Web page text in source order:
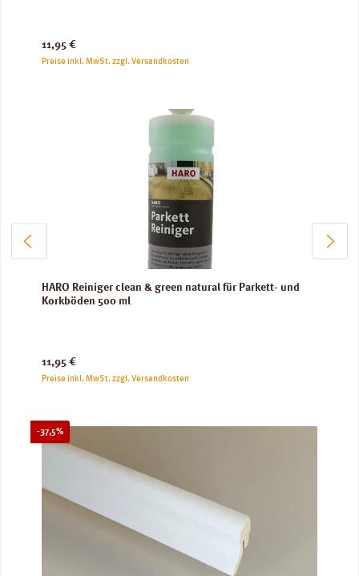
Regulärer Preis:
11,95 €
Preise inkl. MwSt. zzgl. Versandkosten
HARO Reiniger clean & green natural für Parkett- und
Korkböden 500 ml
Regulärer Preis:
11,95 €
Preise inkl. MwSt. zzgl. Versandkosten
-37,5%Rabatt